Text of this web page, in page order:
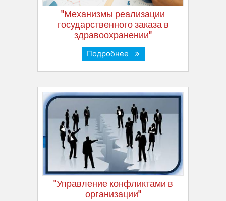
"Механизмы реализации
государственного заказа в
здравоохранении"
Подробнее
"Управление конфликтами в
организации"